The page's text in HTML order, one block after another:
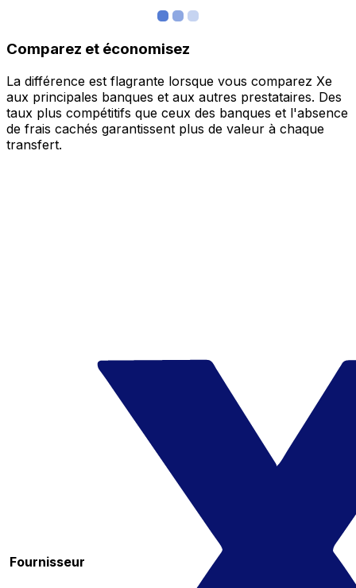
Comparez et économisez
La différence est flagrante lorsque vous comparez Xe
aux principales banques et aux autres prestataires. Des
taux plus compétitifs que ceux des banques et l'absence
de frais cachés garantissent plus de valeur à chaque
transfert.
Fournisseur